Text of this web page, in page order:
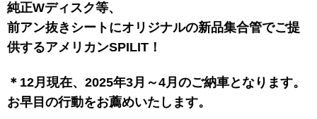
純正Wディスク等、
前アン抜きシートにオリジナルの新品集合管でご提
供するアメリカンSPILIT！
＊12月現在、2025年3月～4月のご納車となります。
お早目の行動をお薦めいたします。